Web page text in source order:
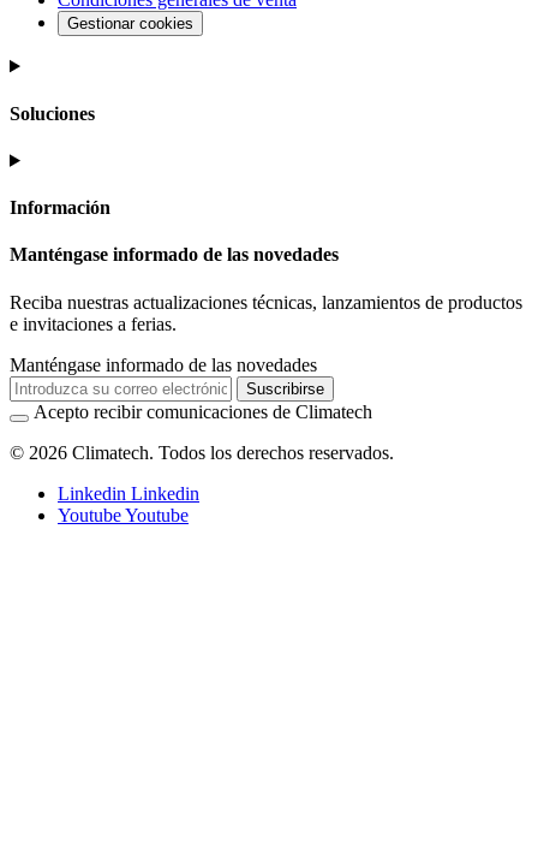
Gestionar cookies
Soluciones
Información
Manténgase informado de las novedades
Reciba nuestras actualizaciones técnicas, lanzamientos de productos
e invitaciones a ferias.
Manténgase informado de las novedades
Suscribirse
Acepto recibir comunicaciones de Climatech
© 2026 Climatech. Todos los derechos reservados.
Linkedin Linkedin
YoutubeYoutube